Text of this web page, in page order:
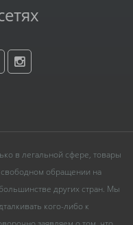
в легальной сфере, товары
свободном обращении на
других стран. Мы
кого-либо к